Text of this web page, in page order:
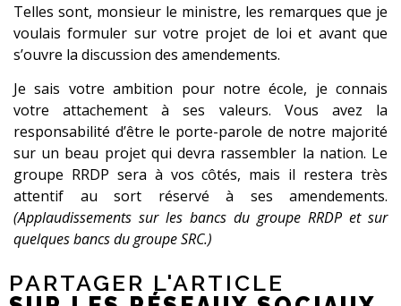
Telles sont, monsieur le ministre, les remarques que je
voulais formuler sur votre projet de loi et avant que
s’ouvre la discussion des amendements.
Je sais votre ambition pour notre école, je connais
votre attachement à ses valeurs. Vous avez la
responsabilité d’être le porte-parole de notre majorité
sur un beau projet qui devra rassembler la nation. Le
groupe RRDP sera à vos côtés, mais il restera très
attentif au sort réservé à ses amendements.
(Applaudissements sur les bancs du groupe RRDP et sur
quelques bancs du groupe SRC.)
PARTAGER L'ARTICLE